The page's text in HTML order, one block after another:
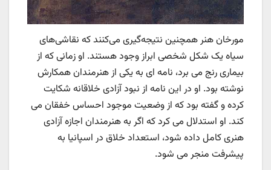
مورخان هنر همچنین نتیجه‌گیری می‌کنند که نقاشی‌های
سیاه یک شکل شخصی ابراز وجود هستند. او زمانی که از
بیماری رنج می برد، نامه ای به یکی از هنرمندان همکارش
نوشته بود. او در این نامه از نبود آزادی خلاقانه شکایت
کرده و گفته بود که از وضعیت موجود احساس خفقان می
کند. او استدلال می کرد که اگر به هنرمندان اجازه آزادی
هنری کامل داده شود، استعداد خلاق در اسپانیا به
پیشرفت منجر می شود.